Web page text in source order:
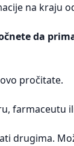
na kraju
da
pročitate.
farmaceutu
drugima.